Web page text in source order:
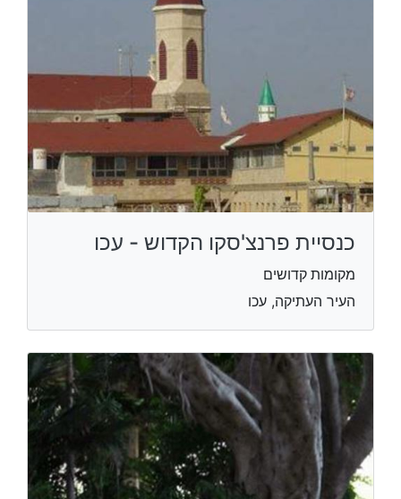
כנסיית פרנצ'סקו הקדוש - עכו
מקומות קדושים
העיר העתיקה, עכו